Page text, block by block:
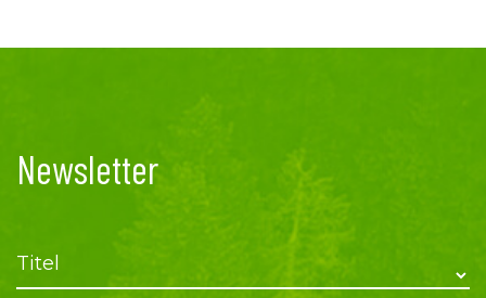
Newsletter
Titel